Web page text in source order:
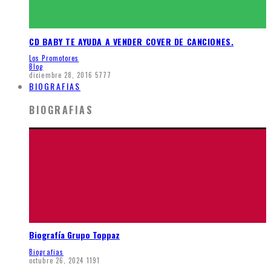
CD BABY TE AYUDA A VENDER COVER DE CANCIONES.
Los Promotores
Blog
diciembre 28, 2016 5777
BIOGRAFIAS
BIOGRAFIAS
Biografía Grupo Toppaz
Biografias
octubre 26, 2024 1191